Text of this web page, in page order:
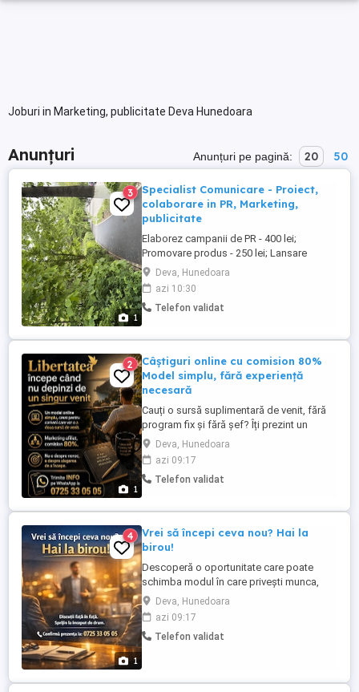
Joburi in Marketing, publicitate Deva Hunedoara
Anunțuri Anunțuri pe pagină: 20 50
1
3
Specialist Comunicare - Proiect,
colaborare in PR, Marketing,
publicitate
Elaborez campanii de PR - 400 lei;
Promovare produs - 250 lei; Lansare
produs - 800 lei; Campanii promotionale -
200 lei. Poza: arhiva personala, site ul nu
ma lasa sa pun o reclama la tigari, Camel..
ATENTIE: anuntul este postat, fiindca eu
ma simt flatata, ...
Deva, Hunedoara
azi 10:30
Telefon validat
1
2
Câștiguri online cu comision 80%
Model simplu, fără experiență
necesară
Cauți o sursă suplimentară de venit, fără
program fix și fără șef? Îți prezint un
model de marketing afiliat online, simplu
și replicabil, potrivit atât pentru începători,
cât și pentru cei care vor să-și diversifice
veniturile. Comision recurent lunar de 80%
Deva, Hunedoara
azi 09:17
Telefon validat
1
4
Vrei să începi ceva nou? Hai la
birou!
Descoperă o oportunitate care poate
schimba modul în care privești munca,
timpul și venitul. Totul începe cu o discuție
sinceră, față în față, într-un mediu
profesionist și relaxat. La birou vei primi
sprijin concret pentru primii pași. Confirmă
Deva, Hunedoara
azi 09:17
Telefon validat